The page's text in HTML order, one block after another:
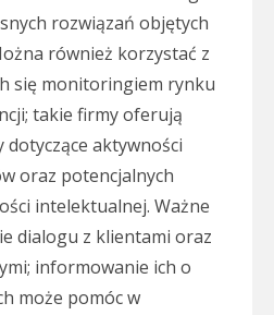
rozwiązań objętych
również korzystać z
się monitoringiem rynku
takie firmy oferują
aktywności
oraz potencjalnych
intelektualnej. Ważne
dialogu z klientami oraz
informowanie ich o
może pomóc w